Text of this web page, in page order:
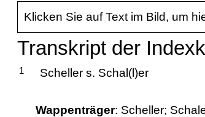
Klicken Sie auf Text im Bild, um
Transkript der
1 Scheller s. Schal(l)er
Wappenträger: Scheller;